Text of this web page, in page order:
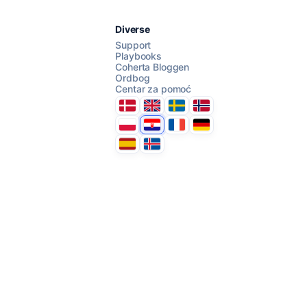
AI Campaign Assist
Diverse
Support
Playbooks
Coherta Bloggen
Ordbog
Centar za pomoć
DanmarkUnited Kingdom
SverigeNorge
PolskaHrvatskaFranceDeutschland
EspanaÍsland